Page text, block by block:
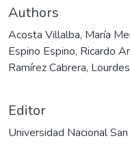
Authors
Acosta Villalba, María
Espino Espino, Ricardo
Ramírez Cabrera,
Editor
Universidad Nacional